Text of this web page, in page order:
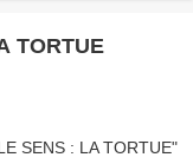
TORTUE